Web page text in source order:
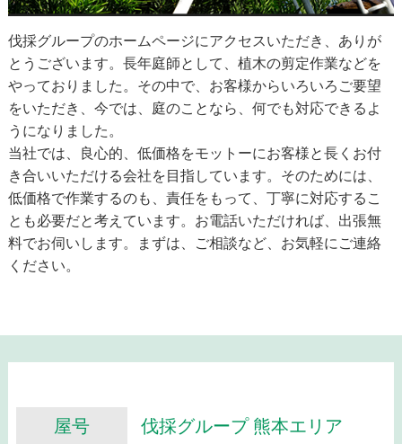
伐採グループのホームページにアクセスいただき、ありが
とうございます。長年庭師として、植木の剪定作業などを
やっておりました。その中で、お客様からいろいろご要望
をいただき、今では、庭のことなら、何でも対応できるよ
うになりました。
当社では、良心的、低価格をモットーにお客様と長くお付
き合いいただける会社を目指しています。そのためには、
低価格で作業するのも、責任をもって、丁寧に対応するこ
とも必要だと考えています。お電話いただければ、出張無
料でお伺いします。まずは、ご相談など、お気軽にご連絡
ください。
屋号
伐採グループ 熊本エリア